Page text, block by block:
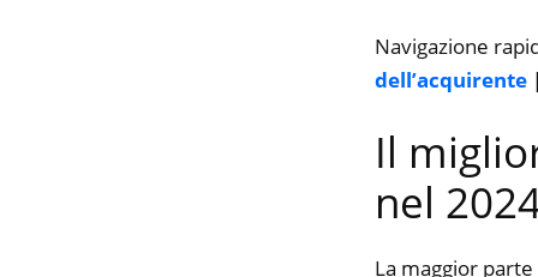
Navigazione
dell’acquirente
Il
nel
La maggior